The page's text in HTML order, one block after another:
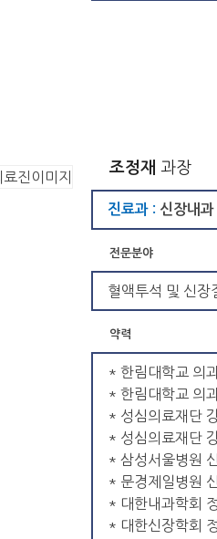
조정재 과장
진료과 : 신장내과
전문분야
혈액투석 및 신장
약력
* 한림대학교 의
* 한림대학교 의
* 성심의료재단
* 성심의료재단
* 삼성서울병원
* 문경제일병원
* 대한내과학회
* 대한신장학회